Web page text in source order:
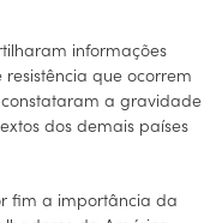
informações
que ocorrem
constataram a gravidade
dos demais países
fim a importância da